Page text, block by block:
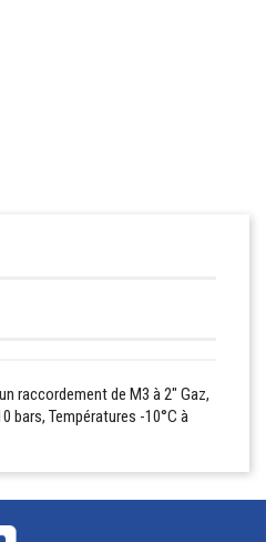
raccordement de M3 à 2" Gaz,
bars, Températures -10°C à